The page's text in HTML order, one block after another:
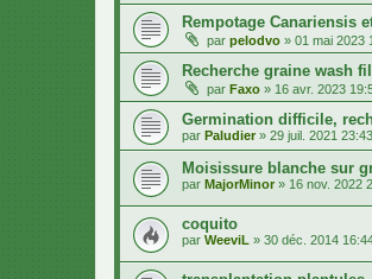
Rempotage Canariensis
par pelodvo » 01 mai 2023
Recherche graine wash
par Faxo » 16 avr. 2023
Germination difficile,
par Paludier» 29 juil. 2021 23:43
Moisissure blanche sur
par MajorMinor » 16 nov. 2022
coquito
par WeeviL » 30 déc. 2014